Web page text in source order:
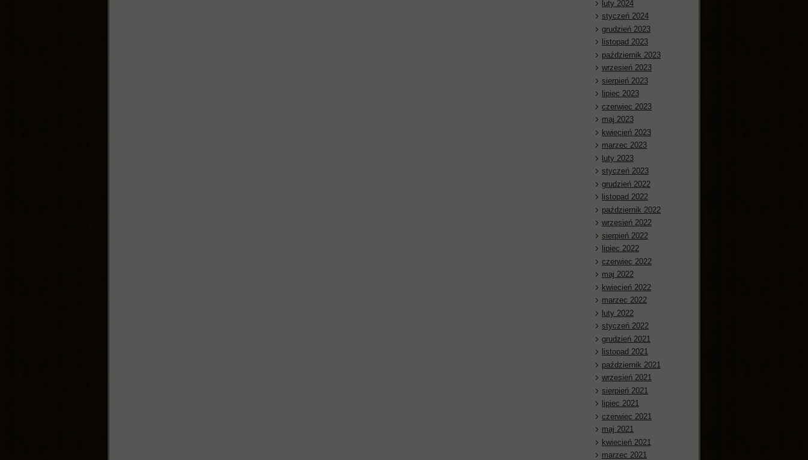
luty 2024
styczeń 2024
grudzień 2023
listopad 2023
październik 2023
wrzesień 2023
sierpień 2023
lipiec 2023
czerwiec 2023
maj 2023
kwiecień 2023
marzec 2023
luty 2023
styczeń 2023
grudzień 2022
listopad 2022
październik 2022
wrzesień 2022
sierpień 2022
lipiec 2022
czerwiec 2022
maj 2022
kwiecień 2022
marzec 2022
luty 2022
styczeń 2022
grudzień 2021
listopad 2021
październik 2021
wrzesień 2021
sierpień 2021
lipiec 2021
czerwiec 2021
maj 2021
kwiecień 2021
marzec 2021